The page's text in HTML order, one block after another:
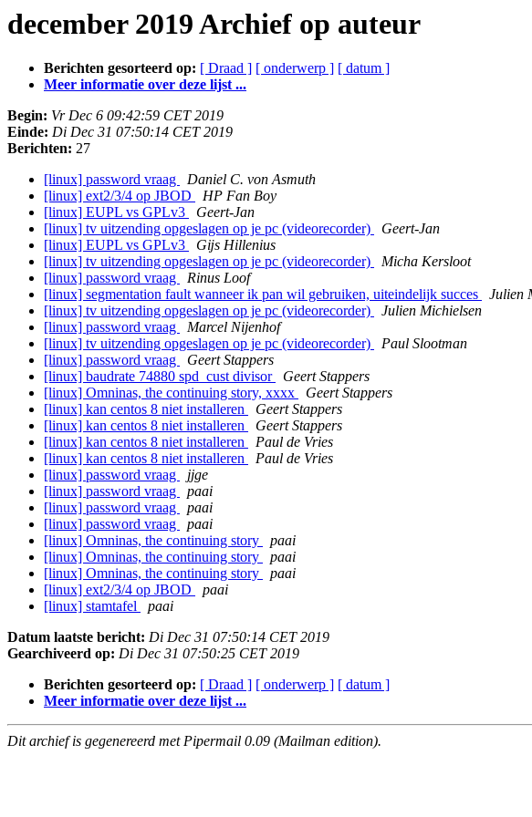
december 2019 Archief op auteur
Berichten gesorteerd op: [ Draad ] [ onderwerp ] [ datum ]
Meer informatie over deze lijst ...
Begin: Vr Dec 6 09:42:59 CET 2019
Einde: Di Dec 31 07:50:14 CET 2019
Berichten: 27
[linux] password vraag
Daniel C. von Asmuth
[linux] ext2/3/4 op JBOD
HP Fan Boy
[linux] EUPL vs GPLv3
Geert-Jan
[linux] tv uitzending opgeslagen op je pc (videorecorder)
Geert-Jan
[linux] EUPL vs GPLv3
Gĳs Hillenius
[linux] tv uitzending opgeslagen op je pc (videorecorder)
Micha Kersloot
[linux] password vraag
Rinus Loof
[linux] segmentation fault wanneer ik pan wil gebruiken, uiteindelijk succes
Julien
[linux] tv uitzending opgeslagen op je pc (videorecorder)
Julien Michielsen
[linux] password vraag
Marcel Nijenhof
[linux] tv uitzending opgeslagen op je pc (videorecorder)
Paul Slootman
[linux] password vraag
Geert Stappers
[linux] baudrate 74880 spd_cust divisor
Geert Stappers
[linux] Omninas, the continuing story, xxxx
Geert Stappers
[linux] kan centos 8 niet installeren
Geert Stappers
[linux] kan centos 8 niet installeren
Geert Stappers
[linux] kan centos 8 niet installeren
Paul de Vries
[linux] kan centos 8 niet installeren
Paul de Vries
[linux] password vraag
jjge
[linux] password vraag
paai
[linux] password vraag
paai
[linux] password vraag
paai
[linux] Omninas, the continuing story
paai
[linux] Omninas, the continuing story
paai
[linux] Omninas, the continuing story
paai
[linux] ext2/3/4 op JBOD
paai
[linux] stamtafel
paai
Datum laatste bericht: Di Dec 31 07:50:14 CET 2019
Gearchiveerd op: Di Dec 31 07:50:25 CET 2019
Berichten gesorteerd op: [ Draad ] [ onderwerp ] [ datum ]
Meer informatie over deze lijst ...
Dit archief is gegenereerd met Pipermail 0.09 (Mailman edition).